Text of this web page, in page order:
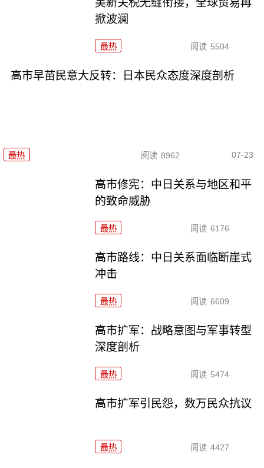
美新关税无缝衔接，全球贸易再
掀波澜
最热 阅读 5504
高市早苗民意大反转：日本民众态度深度剖析
最热 阅读 8962 07-23
高市修宪：中日关系与地区和平
的致命威胁
最热 阅读 6176
高市路线：中日关系面临断崖式
冲击
最热 阅读 6609
高市扩军：战略意图与军事转型
深度剖析
最热 阅读 5474
高市扩军引民怨，数万民众抗议
最热 阅读 4427